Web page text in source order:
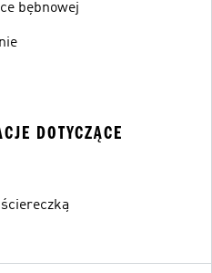
bębnowej
DOTYCZĄCE